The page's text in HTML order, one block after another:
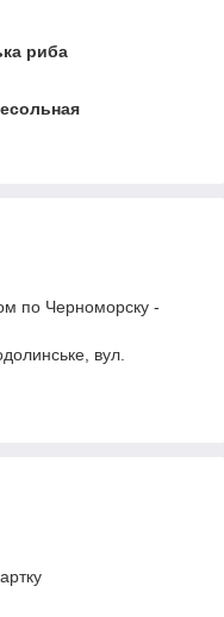
риба
по Черноморску -
вул.